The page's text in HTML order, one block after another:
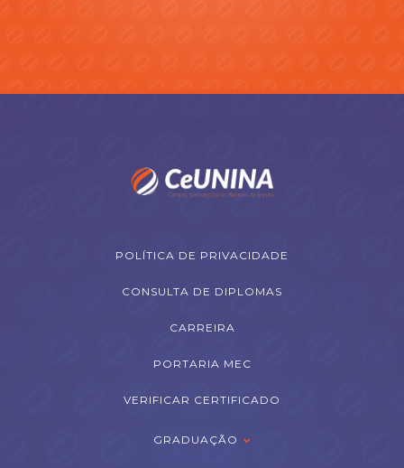
POLÍTICA DE PRIVACIDADE
CONSULTA DE DIPLOMAS
CARREIRA
PORTARIA MEC
VERIFICAR CERTIFICADO
GRADUAÇÃO